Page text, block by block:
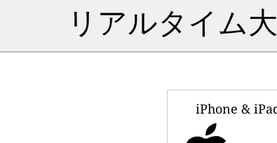
リアルタイム
iPhone &